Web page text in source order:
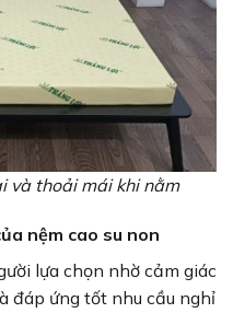
và thoải mái khi nằm
nệm cao su non
lựa chọn nhờ cảm giác
đáp ứng tốt nhu cầu nghỉ